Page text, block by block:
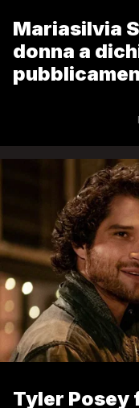
Mariasilvia
donna a
Tyler Posey